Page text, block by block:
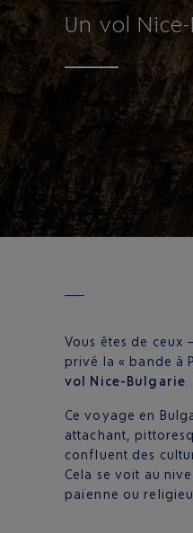
Un vol
Vous êtes de ceux
privé la « bande à
vol Nice-Bulgarie
Ce voyage en
attachant,
confluent des
Cela se voit au
païenne ou